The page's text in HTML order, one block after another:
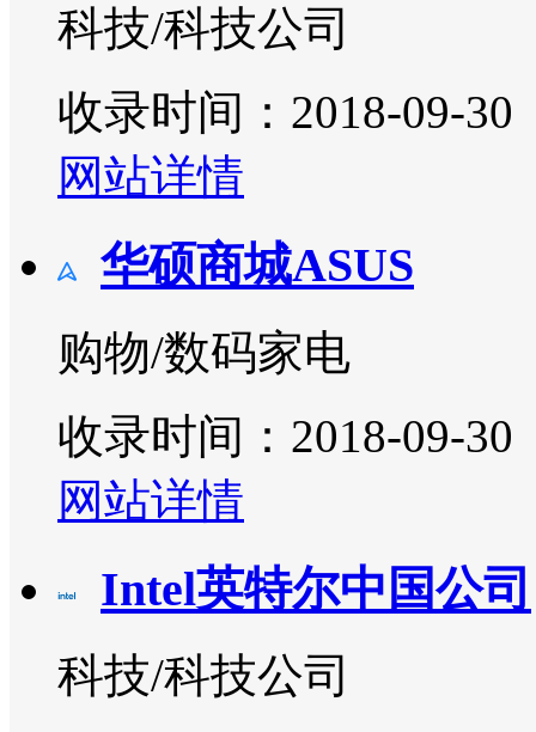
科技/科技公司
收录时间：2018-09-30
网站详情
华硕商城ASUS
购物/数码家电
收录时间：2018-09-30
网站详情
Intel英特尔中国公司
科技/科技公司